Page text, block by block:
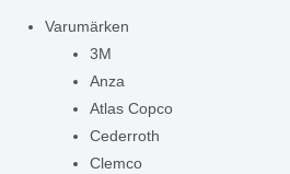
Varumärken
3M
Anza
Atlas Copco
Cederroth
Clemco